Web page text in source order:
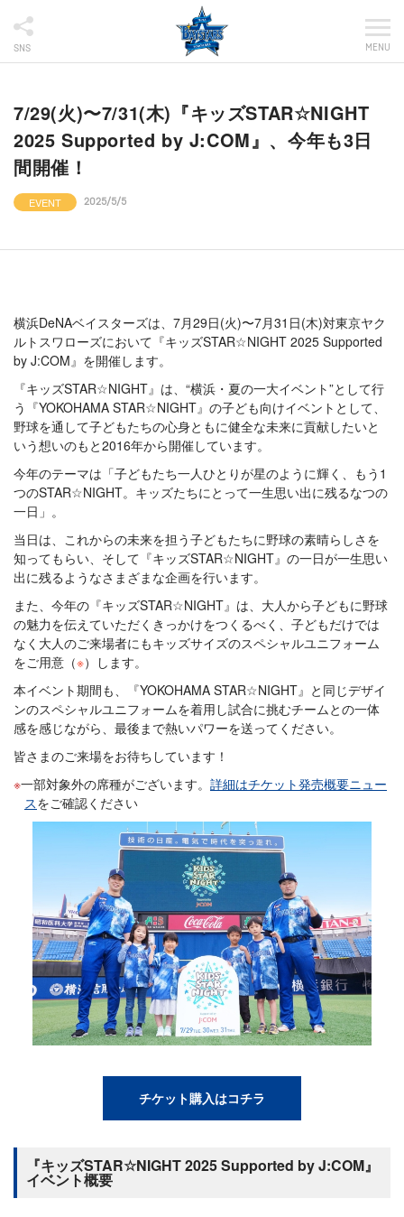
SNS MENU
7/29(火)〜7/31(木)『キッズSTAR☆NIGHT
2025 Supported by J:COM』、今年も3日
間開催！
EVENT 2025/5/5
横浜DeNAベイスターズは、7月29日(火)〜7月31日(木)対東京ヤク
ルトスワローズにおいて『キッズSTAR☆NIGHT 2025 Supported
by J:COM』を開催します。
『キッズSTAR☆NIGHT』は、“横浜・夏の一大イベント”として行
う『YOKOHAMA STAR☆NIGHT』の子ども向けイベントとして、
野球を通して子どもたちの心身ともに健全な未来に貢献したいと
いう想いのもと2016年から開催しています。
今年のテーマは「子どもたち一人ひとりが星のように輝く、もう1
つのSTAR☆NIGHT。キッズたちにとって一生思い出に残るなつの
一日」。
当日は、これからの未来を担う子どもたちに野球の素晴らしさを
知ってもらい、そして『キッズSTAR☆NIGHT』の一日が一生思い
出に残るようなさまざまな企画を行います。
また、今年の『キッズSTAR☆NIGHT』は、大人から子どもに野球
の魅力を伝えていただくきっかけをつくるべく、子どもだけでは
なく大人のご来場者にもキッズサイズのスペシャルユニフォーム
をご用意（※）します。
本イベント期間も、『YOKOHAMA STAR☆NIGHT』と同じデザイ
ンのスペシャルユニフォームを着用し試合に挑むチームとの一体
感を感じながら、最後まで熱いパワーを送ってください。
皆さまのご来場をお待ちしています！
一部対象外の席種がございます。 詳細はチケット発売概要ニュー
スをご確認ください
チケット購入はコチラ
『キッズSTAR☆NIGHT 2025 Supported by J:COM』
イベント概要